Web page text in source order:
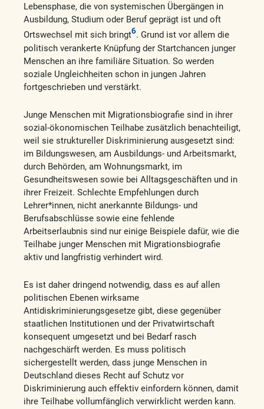
Lebensphase, die von systemischen Übergängen in
Ausbildung, Studium oder Beruf geprägt ist und oft
Ortswechsel mit sich bringt6. Grund ist vor allem die
politisch verankerte Knüpfung der Startchancen junger
Menschen an ihre familiäre Situation. So werden
soziale Ungleichheiten schon in jungen Jahren
fortgeschrieben und verstärkt.
Junge Menschen mit Migrationsbiografie sind in ihrer
sozial-ökonomischen Teilhabe zusätzlich benachteiligt,
weil sie struktureller Diskriminierung ausgesetzt sind:
im Bildungswesen, am Ausbildungs- und Arbeitsmarkt,
durch Behörden, am Wohnungsmarkt, im
Gesundheitswesen sowie bei Alltagsgeschäften und in
ihrer Freizeit. Schlechte Empfehlungen durch
Lehrer*innen, nicht anerkannte Bildungs- und
Berufsabschlüsse sowie eine fehlende
Arbeitserlaubnis sind nur einige Beispiele dafür, wie die
Teilhabe junger Menschen mit Migrationsbiografie
aktiv und langfristig verhindert wird.
Es ist daher dringend notwendig, dass es auf allen
politischen Ebenen wirksame
Antidiskriminierungsgesetze gibt, diese gegenüber
staatlichen Institutionen und der Privatwirtschaft
konsequent umgesetzt und bei Bedarf rasch
nachgeschärft werden. Es muss politisch
sichergestellt werden, dass junge Menschen in
Deutschland dieses Recht auf Schutz vor
Diskriminierung auch effektiv einfordern können, damit
ihre Teilhabe vollumfänglich verwirklicht werden kann.